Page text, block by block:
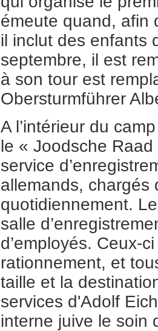
émeute quand, afin
il inclut des enfants
septembre, il est
à son tour est
Obersturmführer
A l’intérieur du
le « Joodsche
service
allemands, chargés
quotidiennement.
salle
d’employés. Ceux-
rationnement, et
taille et la
services d'Adolf
interne juive le soin